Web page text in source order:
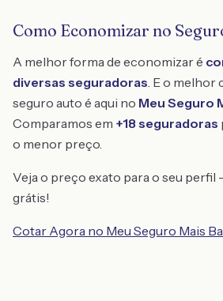
Como Economizar no
A melhor forma de economizar é
diversas seguradoras. E o melhor
seguro auto é aqui no Meu Seguro
Comparamos em +18 seguradoras
o menor preço.
Veja o preço exato para o seu perfil
grátis!
Cotar Agora no Meu Seguro Mais